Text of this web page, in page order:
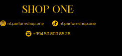
- 14:00